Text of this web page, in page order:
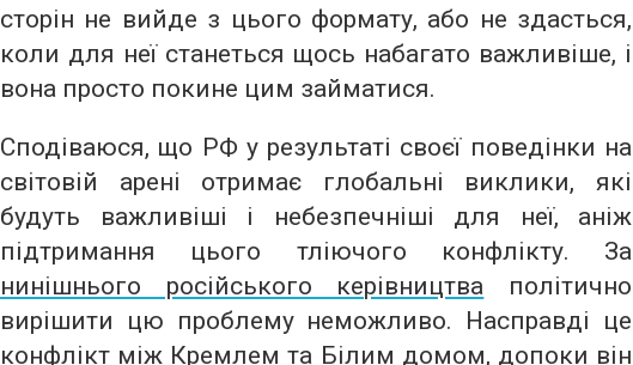
сторін не вийде з цього формату, або не здасться,
коли для неї станеться щось набагато важливіше, і
вона просто покине цим займатися.
Сподіваюся, що РФ у результаті своєї поведінки на
світовій арені отримає глобальні виклики, які
будуть важливіші і небезпечніші для неї, аніж
підтримання цього тліючого конфлікту. За
нинішнього російського керівництва політично
вирішити цю проблему неможливо. Насправді це
конфлікт між Кремлем та Білим домом, допоки він